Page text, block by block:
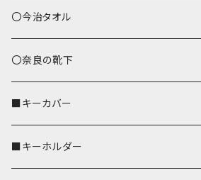
あずまバッグ
トートバッグ（L）
バッグインバッグ
シマエナガ
ハシビロコウ
オカメインコ
歌うオカメちゃん
セキセイインコ
〇今治タオル
〇奈良の靴下
■キーカバー
■キーホルダー